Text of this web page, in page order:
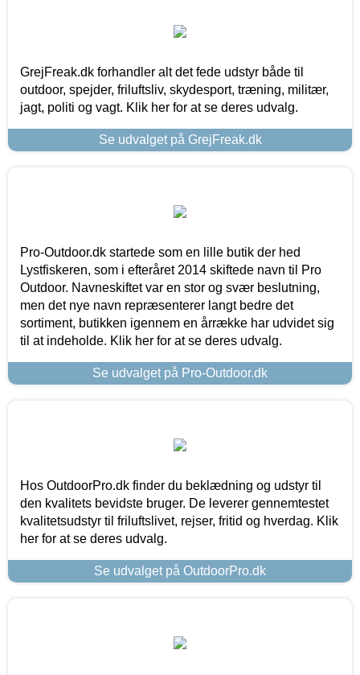
GrejFreak.dk forhandler alt det fede udstyr både til
outdoor, spejder, friluftsliv, skydesport, træning, militær,
jagt, politi og vagt. Klik her for at se deres udvalg.
Se udvalget på GrejFreak.dk
Pro-Outdoor.dk startede som en lille butik der hed
Lystfiskeren, som i efteråret 2014 skiftede navn til Pro
Outdoor. Navneskiftet var en stor og svær beslutning,
men det nye navn repræsenterer langt bedre det
sortiment, butikken igennem en årrække har udvidet sig
til at indeholde. Klik her for at se deres udvalg.
Se udvalget på Pro-Outdoor.dk
Hos OutdoorPro.dk finder du beklædning og udstyr til
den kvalitets bevidste bruger. De leverer gennemtestet
kvalitetsudstyr til friluftslivet, rejser, fritid og hverdag. Klik
her for at se deres udvalg.
Se udvalget på OutdoorPro.dk